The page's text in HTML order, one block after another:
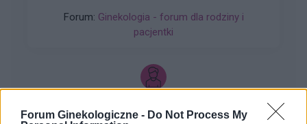
Forum Ginekologiczne - Do Not Process My
typowe jak na okres. Przypominało to bardziej
takie plamienie i to nie żywą różową Kris ze
dnia był a na drugi dzień było czysto. I robi się
mi tak co 2 tyg raz trwa 3 dni a raz 6 jak przy
Forum: Ginekologia - forum dla rodziny i
pacjentki